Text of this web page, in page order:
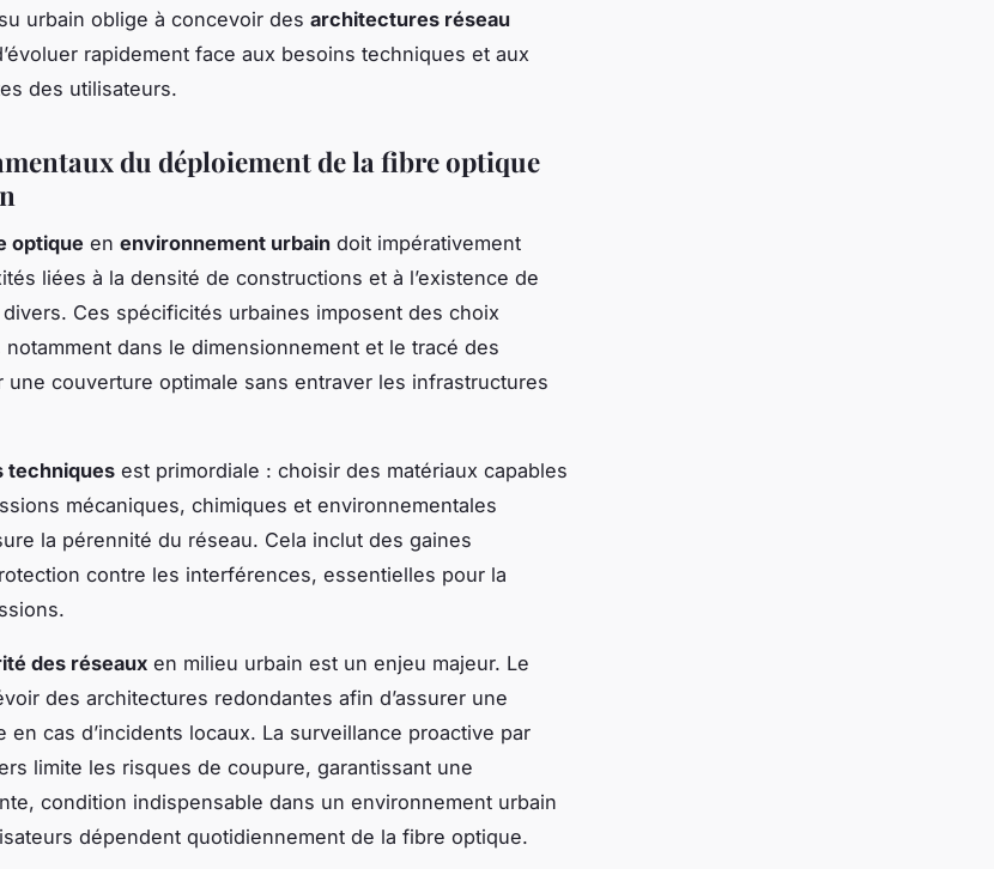
urbain oblige à concevoir des architectures réseau
rapidement face aux besoins techniques et aux
des utilisateurs.
du déploiement de la fibre optique
optique en environnement urbain doit impérativement
liées à la densité de constructions et à l’existence de
Ces spécificités urbaines imposent des choix
dans le dimensionnement et le tracé des
une couverture optimale sans entraver les infrastructures
techniques est primordiale : choisir des matériaux capables
mécaniques, chimiques et environnementales
la pérennité du réseau. Cela inclut des gaines
contre les interférences, essentielles pour la
des réseaux en milieu urbain est un enjeu majeur. Le
des architectures redondantes afin d’assurer une
en cas d’incidents locaux. La surveillance proactive par
limite les risques de coupure, garantissant une
condition indispensable dans un environnement urbain
dépendent quotidiennement de la fibre optique.